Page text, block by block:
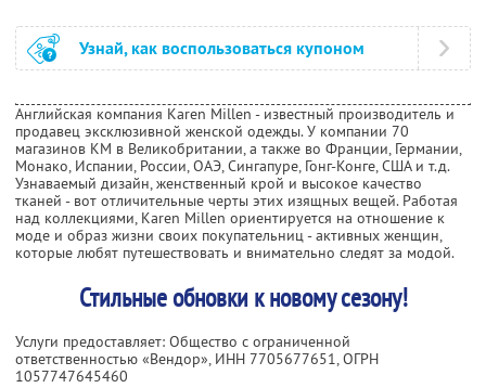
Узнай, как воспользоваться купоном
Английская компания Karen Millen - известный производитель и
продавец эксклюзивной женской одежды. У компании 70
магазинов КМ в Великобритании, а также во Франции, Германии,
Монако, Испании, России, ОАЭ, Сингапуре, Гонг-Конге, США и т.д.
Узнаваемый дизайн, женственный крой и высокое качество
тканей - вот отличительные черты этих изящных вещей. Работая
над коллекциями, Karen Millen ориентируется на отношение к
моде и образ жизни своих покупательниц - активных женщин,
которые любят путешествовать и внимательно следят за модой.
Стильные обновки к новому сезону!
Услуги предоставляет: Общество с ограниченной
ответственностью «Вендор», ИНН 7705677651, ОГРН
1057747645460